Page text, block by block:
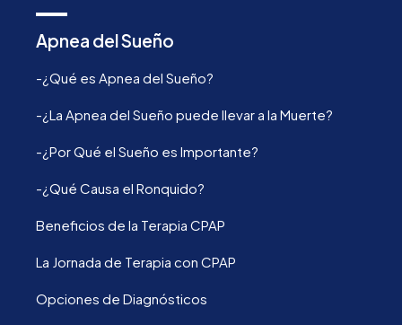
Apnea del Sueño
-¿Qué es Apnea del Sueño?
-¿La Apnea del Sueño puede llevar a la Muerte?
-¿Por Qué el Sueño es Importante?
-¿Qué Causa el Ronquido?
Beneficios de la Terapia CPAP
La Jornada de Terapia con CPAP
Opciones de Diagnósticos